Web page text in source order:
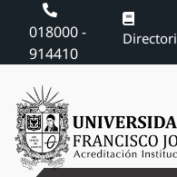
018000 -
914410